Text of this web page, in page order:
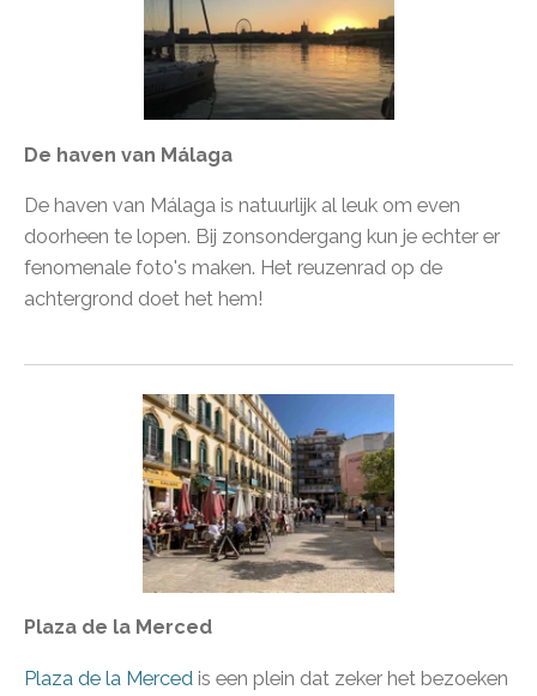
De haven van Málaga
De haven van Málaga is natuurlijk al leuk om even
doorheen te lopen. Bij zonsondergang kun je echter er
fenomenale foto's maken. Het reuzenrad op de
achtergrond doet het hem!
Plaza de la Merced
Plaza de la Merced is een plein dat zeker het bezoeken